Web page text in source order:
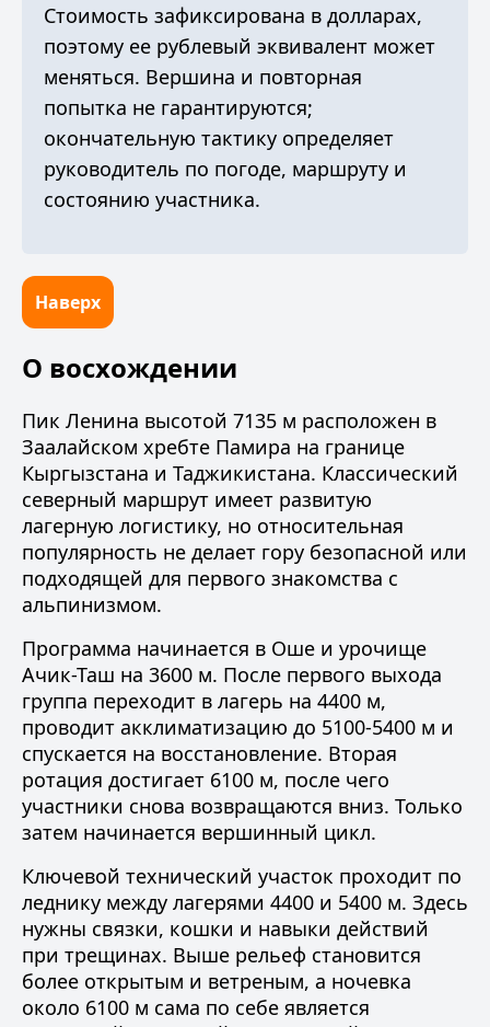
Стоимость зафиксирована в долларах,
поэтому ее рублевый эквивалент может
меняться. Вершина и повторная
попытка не гарантируются;
окончательную тактику определяет
руководитель по погоде, маршруту и
состоянию участника.
Наверх
О восхождении
Пик Ленина высотой 7135 м расположен в
Заалайском хребте Памира на границе
Кыргызстана и Таджикистана. Классический
северный маршрут имеет развитую
лагерную логистику, но относительная
популярность не делает гору безопасной или
подходящей для первого знакомства с
альпинизмом.
Программа начинается в Оше и урочище
Ачик-Таш на 3600 м. После первого выхода
группа переходит в лагерь на 4400 м,
проводит акклиматизацию до 5100-5400 м и
спускается на восстановление. Вторая
ротация достигает 6100 м, после чего
участники снова возвращаются вниз. Только
затем начинается вершинный цикл.
Ключевой технический участок проходит по
леднику между лагерями 4400 и 5400 м. Здесь
нужны связки, кошки и навыки действий
при трещинах. Выше рельеф становится
более открытым и ветреным, а ночевка
около 6100 м сама по себе является